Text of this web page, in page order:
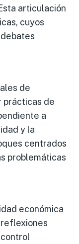
articulación
cuyos
de
prácticas de
a
y la
centrados
problemáticas
económica